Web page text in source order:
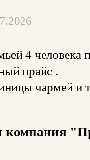
4
прайс .
чармей и
компания